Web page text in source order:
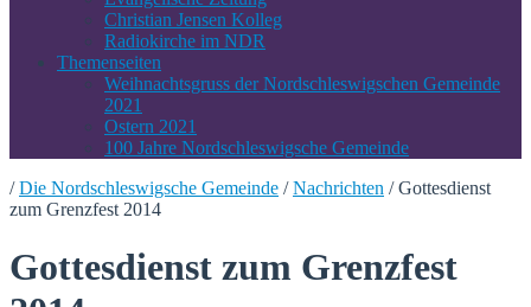
Christian Jensen Kolleg
Radiokirche im NDR
Themenseiten
Weihnachtsgruss der Nordschleswigschen Gemeinde
2021
Ostern 2021
100 Jahre Nordschleswigsche Gemeinde
/ Die Nordschleswigsche Gemeinde / Nachrichten /Gottesdienst
zum Grenzfest 2014
Gottesdienst zum Grenzfest